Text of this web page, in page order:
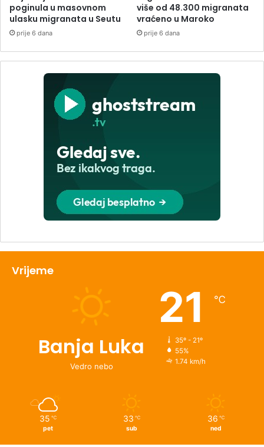
poginula u masovnom
ulasku migranata u Seutu
prije 6 dana
više od 48.300 migranata
vraćeno u Maroko
prije 6 dana
Vrijeme
Banja Luka
Vedro nebo
21 ℃
35º - 21º
55%
1.74 km/h
35 ℃
pet
33 ℃
sub
36 ℃
ned